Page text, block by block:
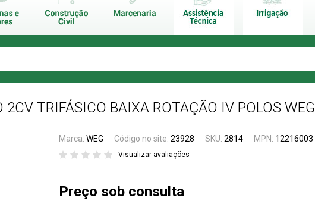
2CV TRIFÁSICO BAIXA ROTAÇÃO IV POLOS WEG
Marca: WEG Código no site: 23928 SKU: 2814 MPN: 12216003
Visualizar avaliações
Preço sob consulta